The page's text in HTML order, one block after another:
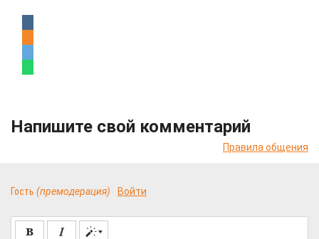
Напишите свой комментарий
Правила общения
Гость (премодерация) Войти